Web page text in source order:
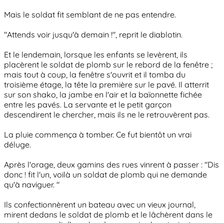
Mais le soldat fit semblant de ne pas entendre.
"Attends voir jusqu'à demain !", reprit le diablotin.
Et le lendemain, lorsque les enfants se levèrent, ils
placèrent le soldat de plomb sur le rebord de la fenêtre ;
mais tout à coup, la fenêtre s'ouvrit et il tomba du
troisième étage, la tête la première sur le pavé. Il atterrit
sur son shako, la jambe en l'air et la baïonnette fichée
entre les pavés. La servante et le petit garçon
descendirent le chercher, mais ils ne le retrouvèrent pas.
La pluie commença à tomber. Ce fut bientôt un vrai
déluge.
Après l'orage, deux gamins des rues vinrent à passer : "Dis
donc ! fit l'un, voilà un soldat de plomb qui ne demande
qu'à naviguer. "
Ils confectionnèrent un bateau avec un vieux journal,
mirent dedans le soldat de plomb et le lâchèrent dans le